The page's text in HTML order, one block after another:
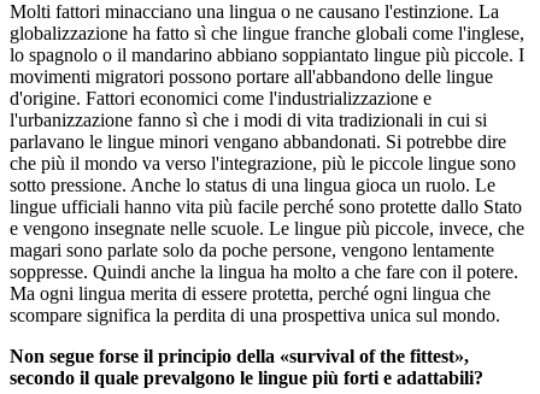
Molti fattori minacciano una lingua o ne causano l'estinzione. La
globalizzazione ha fatto sì che lingue franche globali come l'inglese,
lo spagnolo o il mandarino abbiano soppiantato lingue più piccole. I
movimenti migratori possono portare all'abbandono delle lingue
d'origine. Fattori economici come l'industrializzazione e
l'urbanizzazione fanno sì che i modi di vita tradizionali in cui si
parlavano le lingue minori vengano abbandonati. Si potrebbe dire
che più il mondo va verso l'integrazione, più le piccole lingue sono
sotto pressione. Anche lo status di una lingua gioca un ruolo. Le
lingue ufficiali hanno vita più facile perché sono protette dallo Stato
e vengono insegnate nelle scuole. Le lingue più piccole, invece, che
magari sono parlate solo da poche persone, vengono lentamente
soppresse. Quindi anche la lingua ha molto a che fare con il potere.
Ma ogni lingua merita di essere protetta, perché ogni lingua che
scompare significa la perdita di una prospettiva unica sul mondo.
Non segue forse il principio della «survival of the fittest»,
secondo il quale prevalgono le lingue più forti e adattabili?